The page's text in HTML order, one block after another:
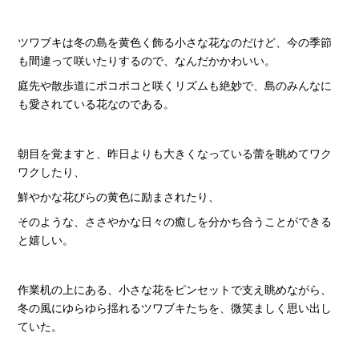
ツワブキは冬の島を黄色く飾る小さな花なのだけど、今の季節
も間違って咲いたりするので、なんだかかわいい。
庭先や散歩道にポコポコと咲くリズムも絶妙で、島のみんなに
も愛されている花なのである。
朝目を覚ますと、昨日よりも大きくなっている蕾を眺めてワク
ワクしたり、
鮮やかな花びらの黄色に励まされたり、
そのような、ささやかな日々の癒しを分かち合うことができる
と嬉しい。
作業机の上にある、小さな花をピンセットで支え眺めながら、
冬の風にゆらゆら揺れるツワブキたちを、微笑ましく思い出し
ていた。